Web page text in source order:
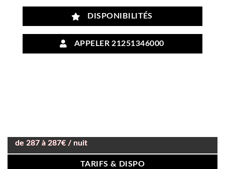
DISPONIBILITÉS
APPELER 21251346000
de 287 à 287€ / nuit
TARIFS & DISPO